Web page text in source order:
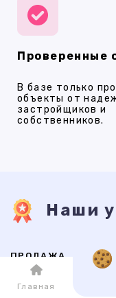
Проверенные
В базе только
объекты от
застройщиков и
собственников.
Наши
ПРОДАЖА
Главная